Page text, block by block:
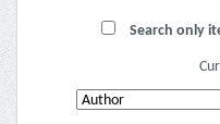
Search only